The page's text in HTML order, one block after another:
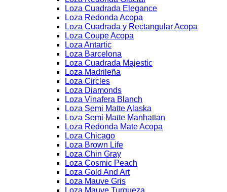
Loza Cuadrada Elegance
Loza Redonda Acopa
Loza Cuadrada y Rectangular Acopa
Loza Coupe Acopa
Loza Antartic
Loza Barcelona
Loza Cuadrada Majestic
Loza Madrileña
Loza Circles
Loza Diamonds
Loza Vinafera Blanch
Loza Semi Matte Alaska
Loza Semi Matte Manhattan
Loza Redonda Mate Acopa
Loza Chicago
Loza Brown Life
Loza Chin Gray
Loza Cosmic Peach
Loza Gold And Art
Loza Mauve Gris
Loza Mauve Turqueza